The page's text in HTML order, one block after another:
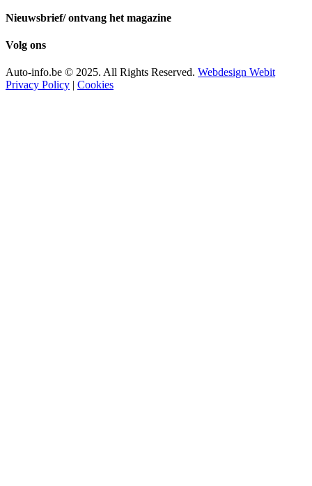
Nieuwsbrief/ ontvang het magazine
Volg ons
Auto-info.be © 2025. All Rights Reserved. Webdesign Webit
Privacy Policy | Cookies